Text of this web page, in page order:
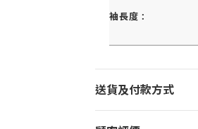
袖長度 :
送貨及付款方式